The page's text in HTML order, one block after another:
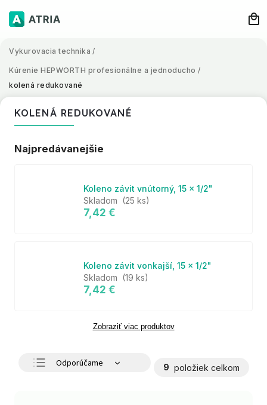
Vykurovacia technika /
Kúrenie HEPWORTH profesionálne a jednoducho /
kolená redukované
KOLENÁ REDUKOVANÉ
Najpredávanejšie
Koleno závit vnútorný, 15 x 1/2"
Skladom (25 ks)
7,42 €
Koleno závit vonkajší, 15 x 1/2"
Skladom (19 ks)
7,42 €
Zobraziť viac produktov
Odporúčame
9 položiek celkom